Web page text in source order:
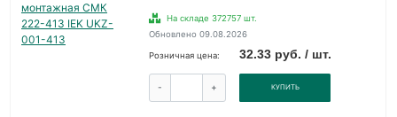
На складе 372757 шт.
Обновлено 09.08.2026
Розничная цена: 32.33 руб. / шт.
- + КУПИТЬ